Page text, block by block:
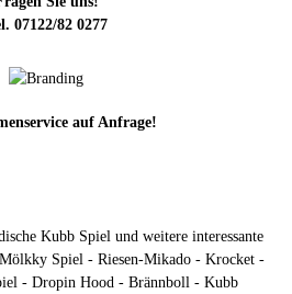
07122/82 0277
auf Anfrage!
Kubb Spiel und weitere interessante
Spiel - Riesen-Mikado - Krocket -
- Dropin Hood - Brännboll - Kubb